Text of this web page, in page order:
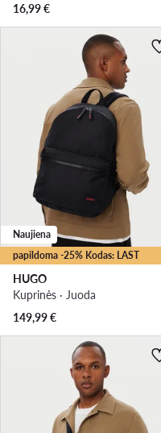
16,99€
papildoma -25% Kodas: LAST
Naujiena
HUGO
Kuprinės · Juoda
149,99€